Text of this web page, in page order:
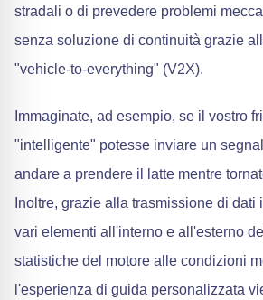
stradali o di prevedere problemi
senza soluzione di continuità grazie
"vehicle-to-everything" (V2X).
Immaginate, ad esempio, se il vostro
"intelligente" potesse inviare un
andare a prendere il latte mentre
Inoltre, grazie alla trasmissione di dati
vari elementi all'interno e all'esterno
statistiche del motore alle condizioni
l'esperienza di guida personalizzata